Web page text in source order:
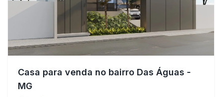
Casa para venda no bairro Das Águas -
MG